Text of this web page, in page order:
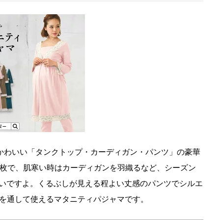
いい「タンクトップ・カーディガン・パンツ」の豪華
で、肌寒い時はカーディガンを羽織るなど、シーズン
ですよ。くるぶしが見える程よい丈感のパンツでシルエ
通して使えるマタニティパジャマです。